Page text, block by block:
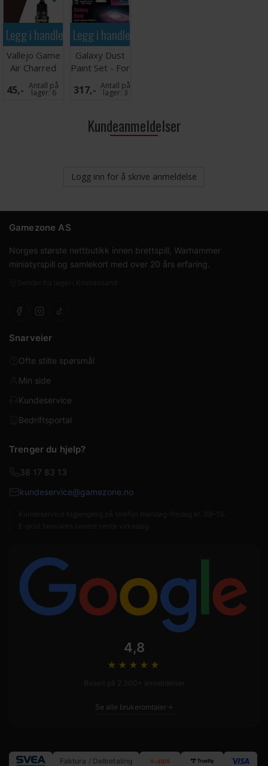
Legg i handlekurven
Vallejo Game
Air Charred
Brown
45,- Antall på
lager:6
Legg i handlekurven
Galaxy Dust
Paint Set - For
Airbrush
317,- Antall på
lager:3
Kundeanmeldelser
Logg inn for å skrive anmeldelse
Gamezone AS
Norges største nettbutikk innen brettspill, Warhammer
miniatyrspill og samlekort med over 20 års erfaring.
Snarveier
Ofte stilte spørsmål
Min side
Kundeservice
Bedriftsportal
Trenger du hjelp?
38 17 83 13
kundeservice@gamezone.no
4,8
★★★★ ★
Se alle brukeromtaler
Faktura / Delbetaling